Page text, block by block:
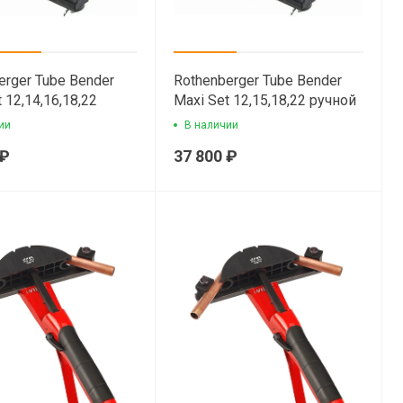
Tube Bender
12,14,16,18,22
Rothenberger Tube Bender
Maxi Set 12,15,18,22 ручной
арбалетный трубогиб
В наличии
37 800 ₽